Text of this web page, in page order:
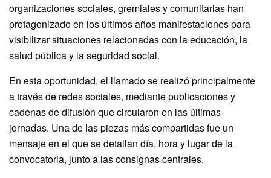
organizaciones sociales, gremiales y comunitarias han
protagonizado en los últimos años manifestaciones para
visibilizar situaciones relacionadas con la educación, la
salud pública y la seguridad social.
En esta oportunidad, el llamado se realizó principalmente
a través de redes sociales, mediante publicaciones y
cadenas de difusión que circularon en las últimas
jornadas. Una de las piezas más compartidas fue un
mensaje en el que se detallan día, hora y lugar de la
convocatoria, junto a las consignas centrales.